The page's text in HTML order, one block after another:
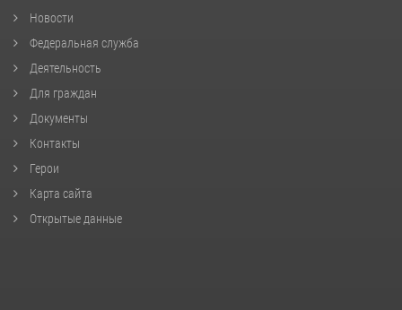
Новости
Федеральная служба
Деятельность
Для граждан
Документы
Контакты
Герои
Карта сайта
Открытые данные